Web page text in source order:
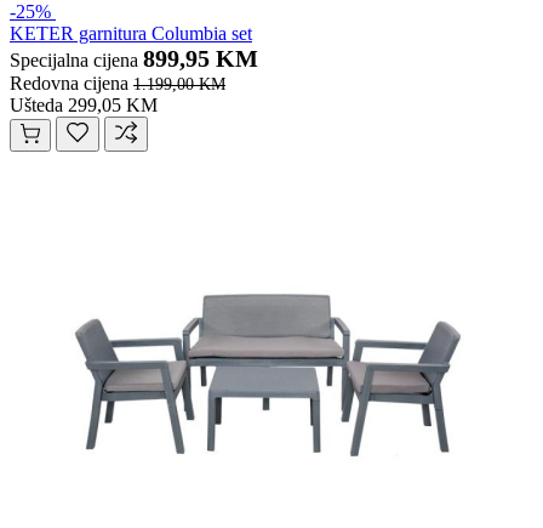
-25%
KETER garnitura Columbia set
Specijalna cijena 899,95 KM
Redovna cijena 1.199,00 KM
Ušteda 299,05 KM